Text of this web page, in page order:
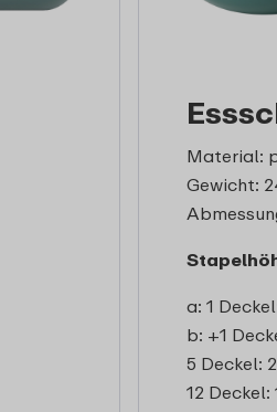
Material:
Gewicht:
a: 1
b: +1
5 Deckel:
12 Deckel: